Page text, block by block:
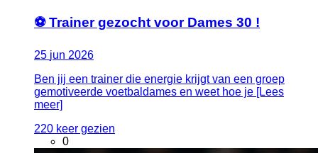
⚽ Trainer gezocht voor Dames 30 !
25 jun 2026
Ben jij een trainer die energie krijgt van een groep
gemotiveerde voetbaldames en weet hoe je [Lees
meer]
220 keer gezien
0